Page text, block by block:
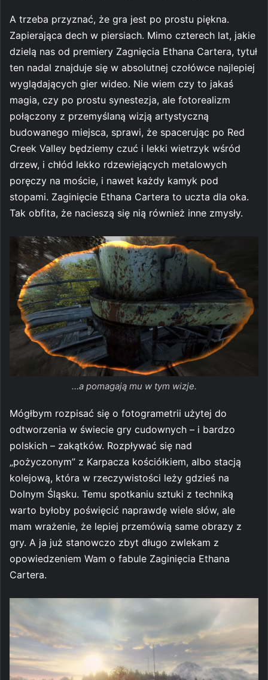
A trzeba przyznać, że gra jest po prostu piękna.
Zapierająca dech w piersiach. Mimo czterech lat, jakie
dzielą nas od premiery Zagnięcia Ethana Cartera, tytuł
ten nadal znajduje się w absolutnej czołówce najlepiej
wyglądających gier wideo. Nie wiem czy to jakaś
magia, czy po prostu synestezja, ale fotorealizm
połączony z przemyślaną wizją artystyczną
budowanego miejsca, sprawi, że spacerując po Red
Creek Valley będziemy czuć i lekki wietrzyk wśród
drzew, i chłód lekko rdzewiejących metalowych
poręczy na moście, i nawet każdy kamyk pod
stopami. Zaginięcie Ethana Cartera to uczta dla oka.
Tak obfita, że nacieszą się nią również inne zmysły.
…a pomagają mu w tym wizje.
Mógłbym rozpisać się o fotogrametrii użytej do
odtworzenia w świecie gry cudownych – i bardzo
polskich – zakątków. Rozpływać się nad
„pożyczonym” z Karpacza kościółkiem, albo stacją
kolejową, która w rzeczywistości leży gdzieś na
Dolnym Śląsku. Temu spotkaniu sztuki z techniką
warto byłoby poświęcić naprawdę wiele słów, ale
mam wrażenie, że lepiej przemówią same obrazy z
gry. A ja już stanowczo zbyt długo zwlekam z
opowiedzeniem Wam o fabule Zaginięcia Ethana
Cartera.